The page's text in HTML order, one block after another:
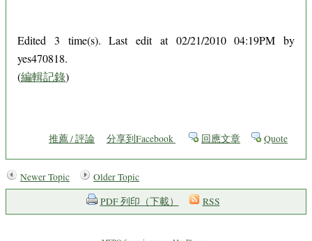
Edited 3 time(s). Last edit at 02/21/2010 04:19PM by
yes470818.
(編輯記錄)
推薦 / 評論 分享到Facebook 回應文章 Quote
Newer Topic
Older Topic
PDF 列印（下載）
RSS